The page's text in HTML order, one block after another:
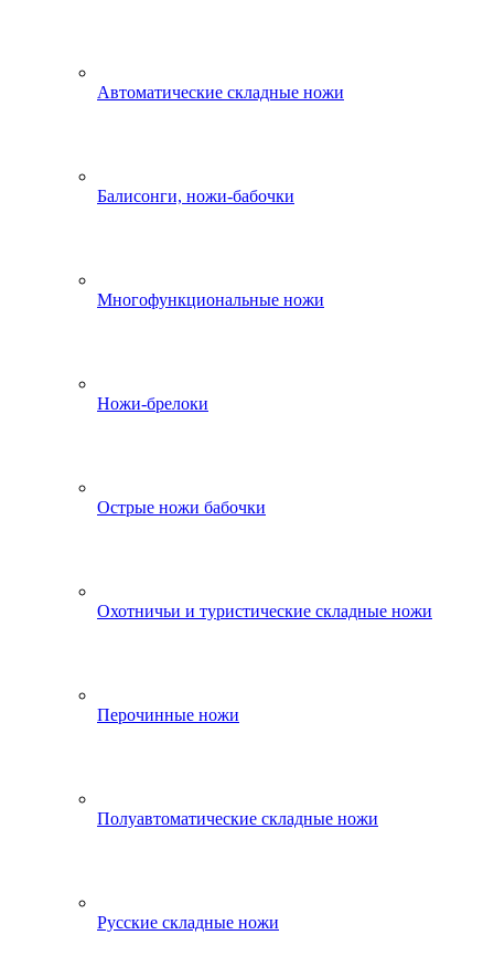
Автоматические складные ножи
Балисонги, ножи-бабочки
Многофункциональные ножи
Ножи-брелоки
Острые ножи бабочки
Охотничьи и туристические складные ножи
Перочинные ножи
Полуавтоматические складные ножи
Русские складные ножи